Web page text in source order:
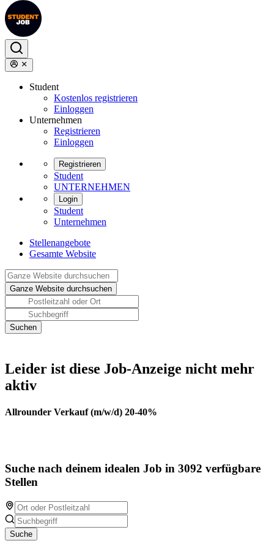
Student
Kostenlos registrieren
Einloggen
Unternehmen
Registrieren
Einloggen
Registrieren
Student
UNTERNEHMEN
Login
Student
Unternehmen
Stellenangebote
Gesamte Website
Leider ist diese Job-Anzeige nicht mehr
aktiv
Allrounder Verkauf (m/w/d) 20-40%
Suche nach deinem idealen Job in 3092 verfügbare
Stellen
Suche